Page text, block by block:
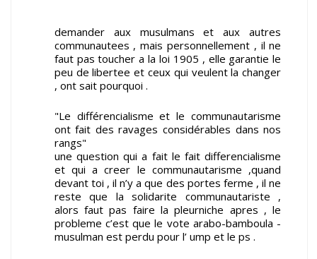
demander aux musulmans et aux autres
communautees , mais personnellement , il ne
faut pas toucher a la loi 1905 , elle garantie le
peu de libertee et ceux qui veulent la changer
, ont sait pourquoi .
"Le différencialisme et le communautarisme
ont fait des ravages considérables dans nos
rangs"
une question qui a fait le fait differencialisme
et qui a creer le communautarisme ,quand
devant toi , il n’y a que des portes ferme , il ne
reste que la solidarite communautariste ,
alors faut pas faire la pleurniche apres , le
probleme c’est que le vote arabo-bamboula -
musulman est perdu pour l’ ump et le ps .